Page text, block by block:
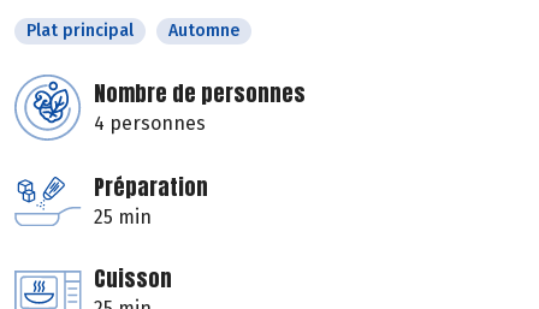
Plat principal Automne
Nombre de personnes
4 personnes
Préparation
25 min
Cuisson